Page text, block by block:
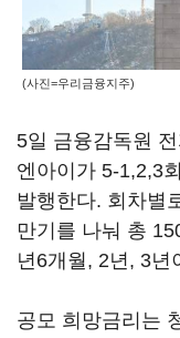
(사진=우리금융지주)
5일 금융감독원
엔아이가 5-1,2,3
발행한다. 회차별
만기를 나눠 총
년6개월, 2년, 3년
공모 희망금리는